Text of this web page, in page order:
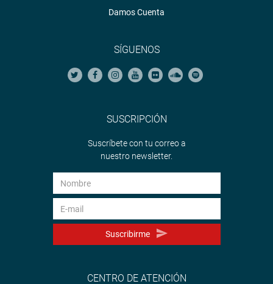
Damos Cuenta
SÍGUENOS
SUSCRIPCIÓN
Suscríbete con tu correo a
nuestro newsletter.
Suscribirme
CENTRO DE ATENCIÓN